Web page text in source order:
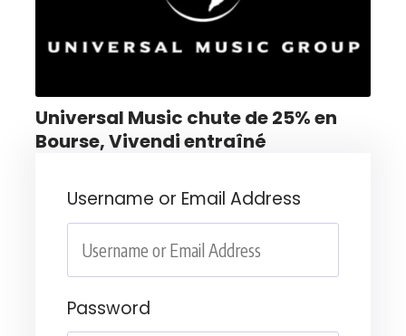
Universal Music chute de 25% en
Bourse, Vivendi entraîné
Username or Email Address
Password